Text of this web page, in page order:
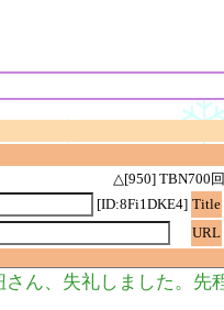
△[950] TBN700
[ID:8Fi1DKE4] Title
URL